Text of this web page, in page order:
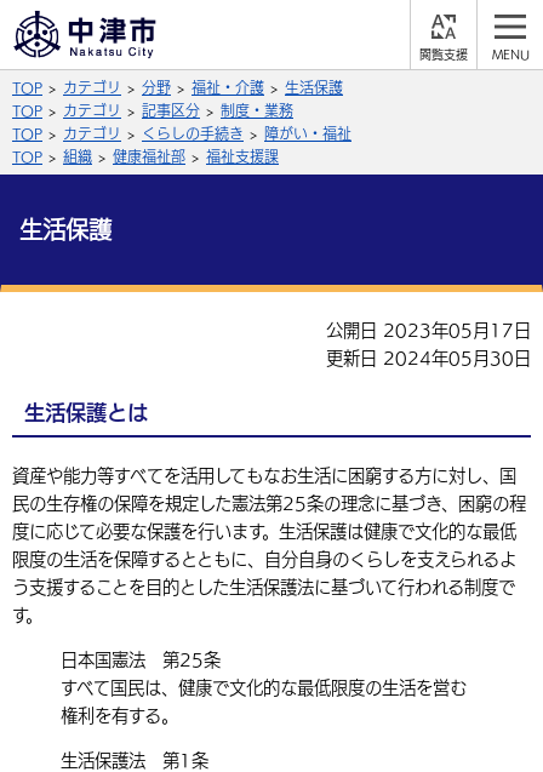
やさしい日本語
ふりがなをつける
黒
文字の大きさ
拡大 標準
言語を選択
英語（English） 中国語（簡体字）
中国語（繁体字） 韓国語（한국어）
サイト内検索
届出・登録・証明
福祉・介護 健康・予防
税金 住宅・インフラ
環境・衛生 生涯学習・スポーツ・人権
選挙
事業者の方へ
入札・契約 産業・雇用
農林水産業 税金
都市整備
子育て・教育
施設情報 子どもを預ける
手当・助成 健康・医療
相談・支援・情報
観光・移住
観光なび スポットを探す
遊ぶ・体験する
買う・おみやげ 四季のイベント・祭り
移住・定住
市政情報
地方創生・地域活性化 広報・広聴
TOP カテゴリ 分野 福祉・介護
生活保護
TOP
カテゴリ 記事区分
制度・業務
TOP
カテゴリ くらしの手続き
障がい・福祉
TOP
組織 健康福祉部 福祉支援課
生活保護
公開日 2023年05月17日
更新日 2024年05月30日
生活保護とは
資産や能力等すべてを活用してもなお生活に困窮する方に対し、国
民の生存権の保障を規定した憲法第25条の理念に基づき、困窮の程
度に応じて必要な保護を行います。生活保護は健康で文化的な最低
限度の生活を保障するとともに、自分自身のくらしを支えられるよ
う支援することを目的とした生活保護法に基づいて行われる制度で
す。
日本国憲法 第25条
すべて国民は、健康で文化的な最低限度の生活を営む
権利を有する。
生活保護法 第1条